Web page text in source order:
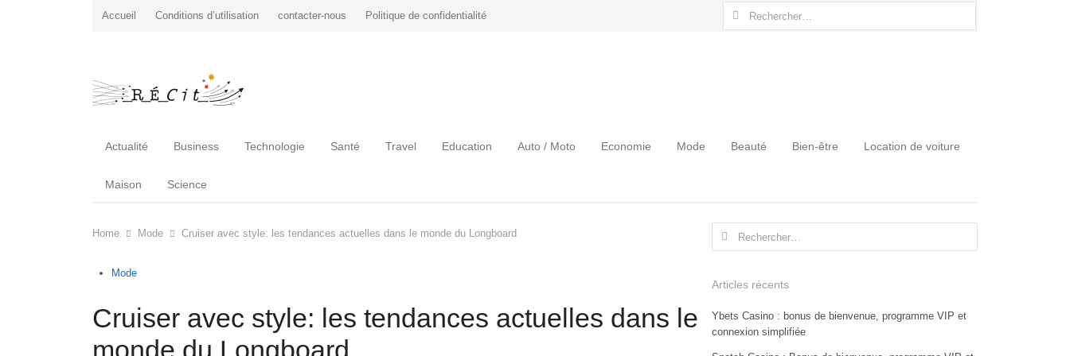
Accueil Conditions d’utilisation contacter-nous Politique de confidentialité Rechercher :
Actualité Business Technologie Santé Travel Education Auto / Moto Economie Mode Beauté Bien-être Location de voiture
Maison Science
Home Mode Cruiser avec style: les tendances actuelles dans le monde du Longboard
Mode
Cruiser avec style: les tendances actuelles dans le
monde du Longboard
Rechercher :
Articles récents
Ybets Casino : bonus de bienvenue, programme VIP et
connexion simplifiée